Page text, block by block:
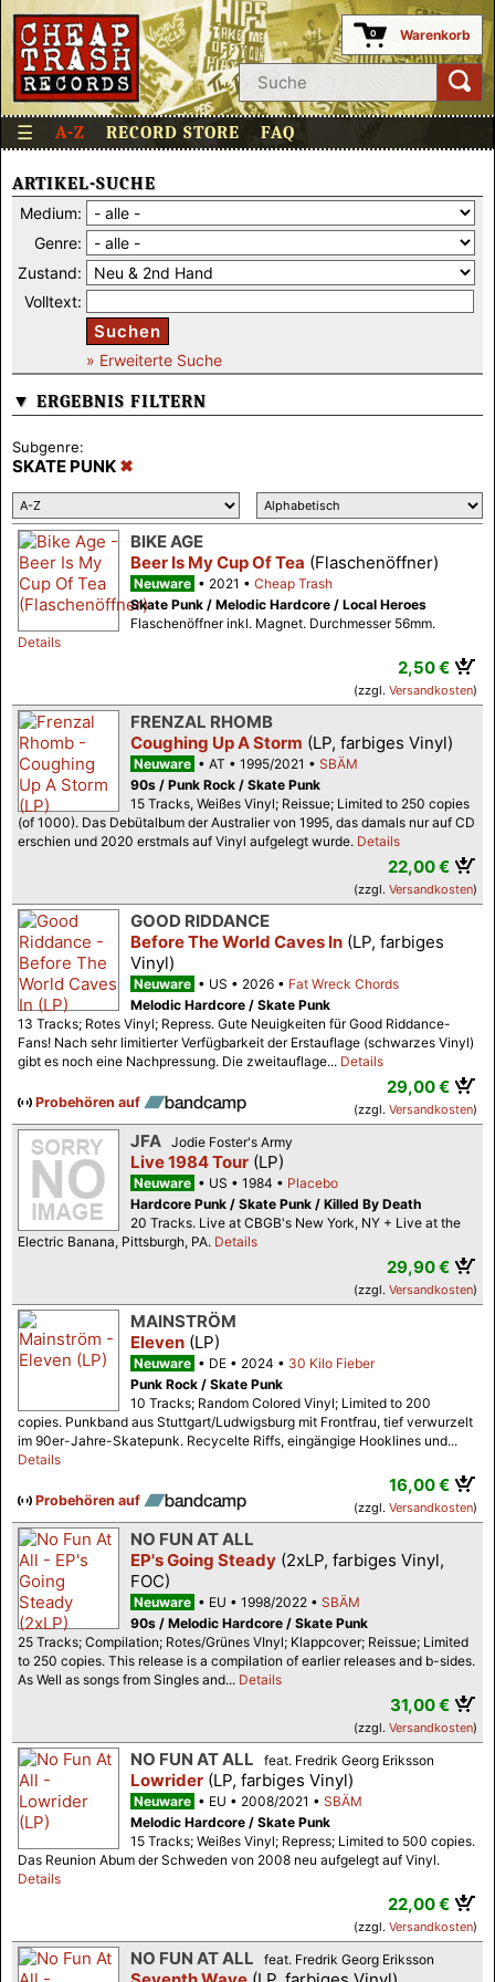
0 Warenkorb
☰ A-Z RECORD STORE FAQ
ARTIKEL-SUCHE
Medium:
Genre:
Zustand:
Volltext:
Suchen
» Erweiterte Suche
▼ ERGEBNIS FILTERN
Subgenre:
SKATE PUNK
BIKE AGE
Beer Is My Cup Of Tea (Flaschenöffner)
Neuware 2021
Cheap Trash
Skate Punk / Melodic Hardcore / Local Heroes
Flaschenöffner inkl. Magnet. Durchmesser 56mm.
Details
2,50 €
(zzgl. Versandkosten)
FRENZAL RHOMB
Coughing Up A Storm (LP, farbiges Vinyl)
Neuware AT 1995/2021
SBÄM
90s / Punk Rock / Skate Punk
15 Tracks, Weißes Vinyl; Reissue; Limited to 250 copies
(of 1000). Das Debütalbum der Australier von 1995, das damals nur auf CD
erschien und 2020 erstmals auf Vinyl aufgelegt wurde. Details
22,00 €
(zzgl. Versandkosten)
GOOD RIDDANCE
Before The World Caves In (LP, farbiges
Vinyl)
Neuware US 2026
Fat Wreck Chords
Melodic Hardcore / Skate Punk
13 Tracks; Rotes Vinyl; Repress. Gute Neuigkeiten für Good Riddance-
Fans! Nach sehr limitierter Verfügbarkeit der Erstauflage (schwarzes Vinyl)
gibt es noch eine Nachpressung. Die zweitauflage... Details
Probehören auf
29,00 €
(zzgl. Versandkosten)
JFA Jodie Foster's Army
Live 1984 Tour (LP)
Neuware US 1984
Placebo
Hardcore Punk / Skate Punk / Killed By Death
20 Tracks. Live at CBGB's New York, NY + Live at the
Electric Banana, Pittsburgh, PA. Details
29,90 €
(zzgl. Versandkosten)
MAINSTRÖM
Eleven (LP)
Neuware DE 2024
30 Kilo Fieber
Punk Rock / Skate Punk
10 Tracks; Random Colored Vinyl; Limited to 200
copies. Punkband aus Stuttgart/Ludwigsburg mit Frontfrau, tief verwurzelt
im 90er-Jahre-Skatepunk. Recycelte Riffs, eingängige Hooklines und...
Details
Probehören auf
16,00 €
(zzgl. Versandkosten)
NO FUN AT ALL
EP's Going Steady (2xLP, farbiges Vinyl,
FOC)
Neuware EU 1998/2022
SBÄM
90s / Melodic Hardcore / Skate Punk
25 Tracks; Compilation; Rotes/Grünes VInyl; Klappcover; Reissue; Limited
to 250 copies. This release is a compilation of earlier releases and b-sides.
As Well as songs from Singles and... Details
31,00 €
(zzgl. Versandkosten)
NO FUN AT ALL feat. Fredrik Georg Eriksson
Lowrider (LP, farbiges Vinyl)
Neuware EU 2008/2021
SBÄM
Melodic Hardcore / Skate Punk
15 Tracks; Weißes Vinyl; Repress; Limited to 500 copies.
Das Reunion Abum der Schweden von 2008 neu aufgelegt auf Vinyl.
Details
22,00 €
(zzgl. Versandkosten)
NO FUN AT ALL feat. Fredrik Georg Eriksson